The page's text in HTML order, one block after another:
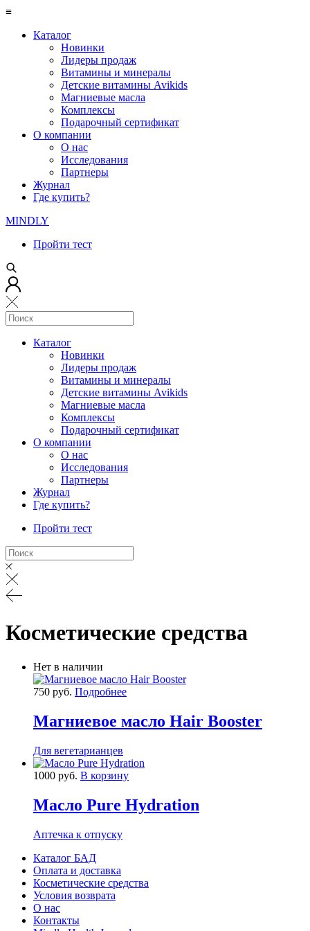
≡
Каталог
Новинки
Лидеры продаж
Витамины и минералы
Детские витамины Avikids
Магниевые масла
Комплексы
Подарочный сертификат
О компании
О нас
Исследования
Партнеры
Журнал
Где купить?
MINDLY
Пройти тест
Каталог
Новинки
Лидеры продаж
Витамины и минералы
Детские витамины Avikids
Магниевые масла
Комплексы
Подарочный сертификат
О компании
О нас
Исследования
Партнеры
Журнал
Где купить?
Пройти тест
Косметические средства
Нет в наличии
750 руб. Подробнее
Магниевое масло Hair Booster
Для вегетарианцев
1000 руб. В корзину
Масло Pure Hydration
Аптечка к отпуску
Каталог БАД
Оплата и доставка
Косметические средства
Условия возврата
О нас
Контакты